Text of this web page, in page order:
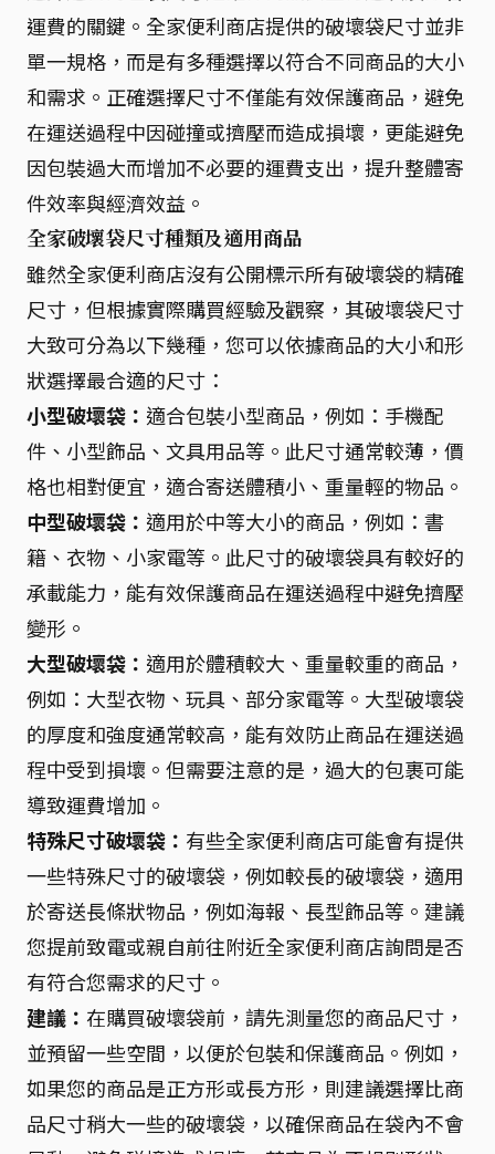
運費的關鍵。全家便利商店提供的破壞袋尺寸並非
單一規格，而是有多種選擇以符合不同商品的大小
和需求。正確選擇尺寸不僅能有效保護商品，避免
在運送過程中因碰撞或擠壓而造成損壞，更能避免
因包裝過大而增加不必要的運費支出，提升整體寄
件效率與經濟效益。
全家破壞袋尺寸種類及適用商品
雖然全家便利商店沒有公開標示所有破壞袋的精確
尺寸，但根據實際購買經驗及觀察，其破壞袋尺寸
大致可分為以下幾種，您可以依據商品的大小和形
狀選擇最合適的尺寸：
小型破壞袋： 適合包裝小型商品，例如：手機配
件、小型飾品、文具用品等。此尺寸通常較薄，價
格也相對便宜，適合寄送體積小、重量輕的物品。
中型破壞袋： 適用於中等大小的商品，例如：書
籍、衣物、小家電等。此尺寸的破壞袋具有較好的
承載能力，能有效保護商品在運送過程中避免擠壓
變形。
大型破壞袋： 適用於體積較大、重量較重的商品，
例如：大型衣物、玩具、部分家電等。大型破壞袋
的厚度和強度通常較高，能有效防止商品在運送過
程中受到損壞。但需要注意的是，過大的包裹可能
導致運費增加。
特殊尺寸破壞袋： 有些全家便利商店可能會有提供
一些特殊尺寸的破壞袋，例如較長的破壞袋，適用
於寄送長條狀物品，例如海報、長型飾品等。建議
您提前致電或親自前往附近全家便利商店詢問是否
有符合您需求的尺寸。
建議： 在購買破壞袋前，請先測量您的商品尺寸，
並預留一些空間，以便於包裝和保護商品。例如，
如果您的商品是正方形或長方形，則建議選擇比商
品尺寸稍大一些的破壞袋，以確保商品在袋內不會